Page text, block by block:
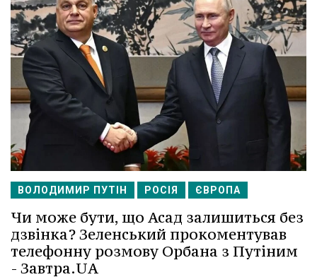
ВОЛОДИМИР ПУТІН РОСІЯ ЄВРОПА
Чи може бути, що Асад залишиться без
дзвінка? Зеленський прокоментував
телефонну розмову Орбана з Путіним
- Завтра.UA